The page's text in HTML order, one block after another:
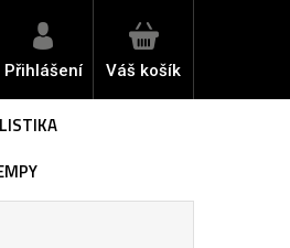
Přihlášení Váš košík